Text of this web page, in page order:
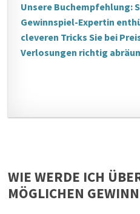
Unsere Buchempfehlung:
Gewinnspiel-Expertin
cleveren Tricks Sie bei
Verlosungen richtig
WIE WERDE ICH
MÖGLICHEN